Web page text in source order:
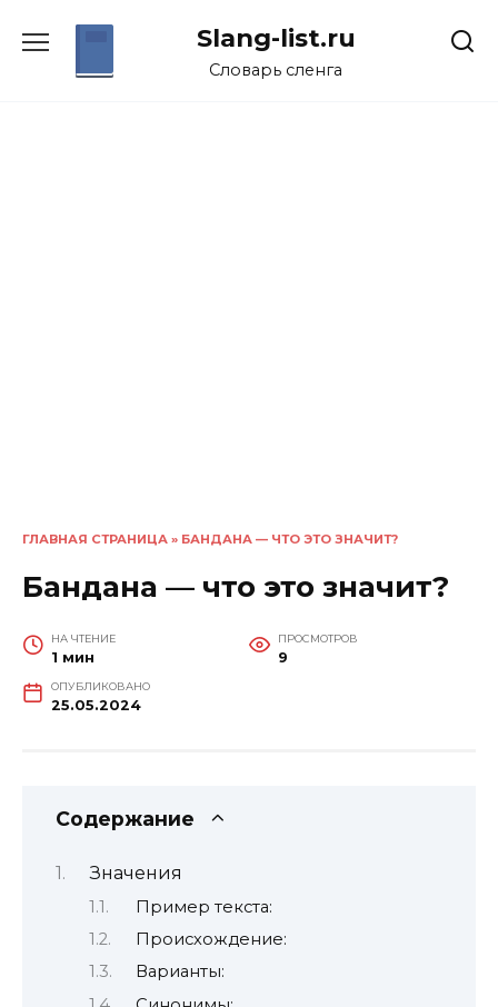
Slang-list.ru
Словарь сленга
ГЛАВНАЯ СТРАНИЦА » БАНДАНА — ЧТО ЭТО ЗНАЧИТ?
Бандана — что это значит?
НА ЧТЕНИЕ
1 мин
ПРОСМОТРОВ
9
ОПУБЛИКОВАНО
25.05.2024
Содержание
Значения
Пример текста:
Происхождение:
Варианты: